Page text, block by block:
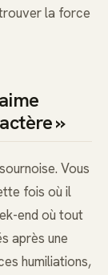
la force
»
Vous
fois où il
end où tout
après une
humiliations,